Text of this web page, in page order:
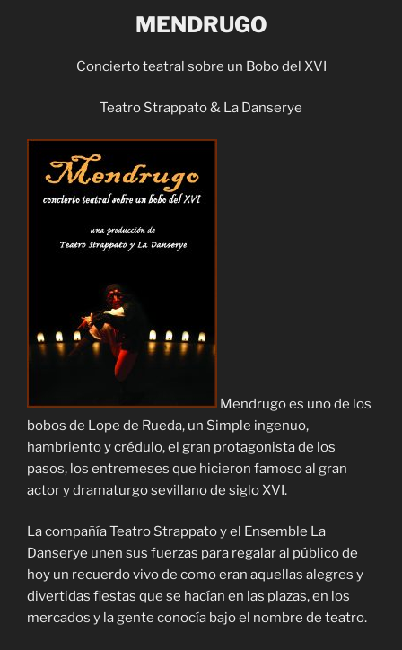
MENDRUGO
Concierto teatral sobre un Bobo del XVI
Teatro Strappato & La Danserye
Mendrugo es uno de los
bobos de Lope de Rueda, un Simple ingenuo,
hambriento y crédulo, el gran protagonista de los
pasos, los entremeses que hicieron famoso al gran
actor y dramaturgo sevillano de siglo XVI.
La compañía Teatro Strappato y el Ensemble La
Danserye unen sus fuerzas para regalar al público de
hoy un recuerdo vivo de como eran aquellas alegres y
divertidas fiestas que se hacían en las plazas, en los
mercados y la gente conocía bajo el nombre de teatro.